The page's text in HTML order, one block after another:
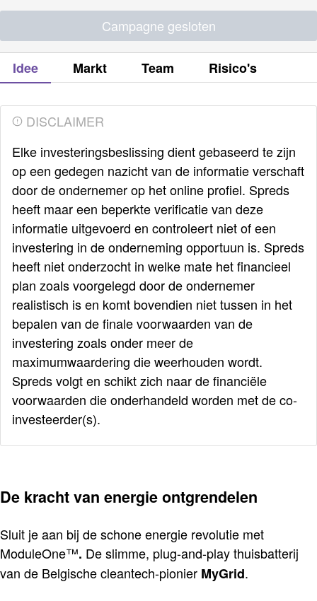
Campagne gesloten
Idee Markt Team Risico's
DISCLAIMER
Elke investeringsbeslissing dient gebaseerd te zijn
op een gedegen nazicht van de informatie verschaft
door de ondernemer op het online profiel. Spreds
heeft maar een beperkte verificatie van deze
informatie uitgevoerd en controleert niet of een
investering in de onderneming opportuun is. Spreds
heeft niet onderzocht in welke mate het financieel
plan zoals voorgelegd door de ondernemer
realistisch is en komt bovendien niet tussen in het
bepalen van de finale voorwaarden van de
investering zoals onder meer de
maximumwaardering die weerhouden wordt.
Spreds volgt en schikt zich naar de financiële
voorwaarden die onderhandeld worden met de co-
investeerder(s).
De kracht van energie ontgrendelen
Sluit je aan bij de schone energie revolutie met
ModuleOne™. De slimme, plug-and-play thuisbatterij
van de Belgische cleantech-pionier MyGrid.